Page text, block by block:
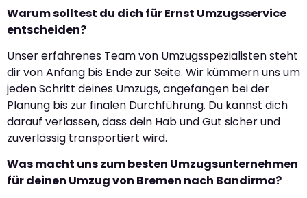
Warum solltest du dich für Ernst Umzugsservice
entscheiden?
Unser erfahrenes Team von Umzugsspezialisten steht
dir von Anfang bis Ende zur Seite. Wir kümmern uns um
jeden Schritt deines Umzugs, angefangen bei der
Planung bis zur finalen Durchführung. Du kannst dich
darauf verlassen, dass dein Hab und Gut sicher und
zuverlässig transportiert wird.
Was macht uns zum besten Umzugsunternehmen
für deinen Umzug von Bremen nach Bandirma?